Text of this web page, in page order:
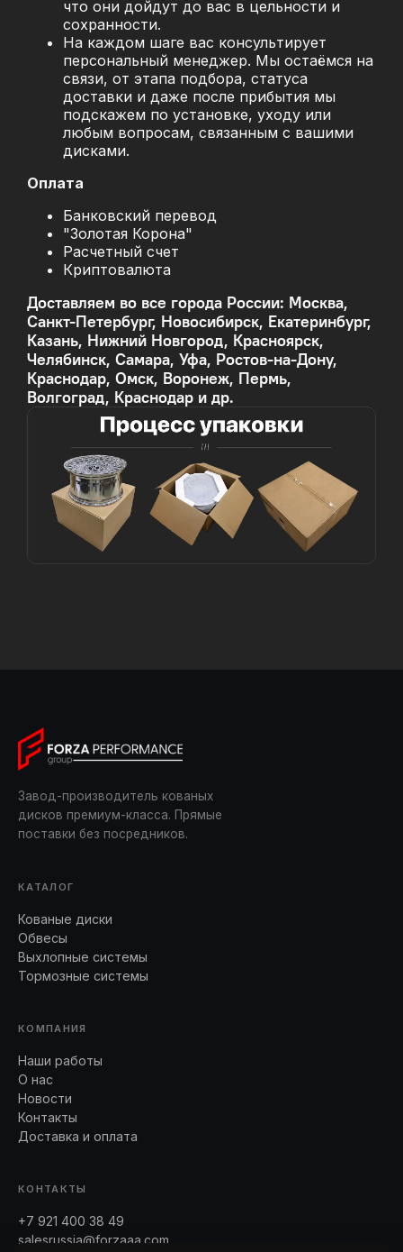
что они дойдут до вас в цельности и
сохранности.
На каждом шаге вас консультирует
персональный менеджер. Мы остаёмся на
связи, от этапа подбора, статуса
доставки и даже после прибытия мы
подскажем по установке, уходу или
любым вопросам, связанным с вашими
дисками.
Оплата
Банковский перевод
"Золотая Корона"
Расчетный счет
Криптовалюта
Доставляем во все города России: Москва,
Санкт-Петербург, Новосибирск, Екатеринбург,
Казань, Нижний Новгород, Красноярск,
Челябинск, Самара, Уфа, Ростов-на-Дону,
Краснодар, Омск, Воронеж, Пермь,
Волгоград, Краснодар и др.
Завод-производитель кованых
дисков премиум-класса. Прямые
поставки без посредников.
КАТАЛОГ
Кованые диски
Обвесы
Выхлопные системы
Тормозные системы
КОМПАНИЯ
Наши работы
О нас
Новости
Контакты
Доставка и оплата
КОНТАКТЫ
+7 921 400 38 49
salesrussia@forzaaa.com